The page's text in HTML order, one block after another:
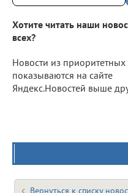
Хотите читать наши
всех?
Новости из приоритетных
показываются на сайте
Яндекс.Новостей выше
Вернуться к списку